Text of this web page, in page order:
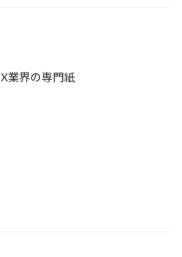
業界の専門紙